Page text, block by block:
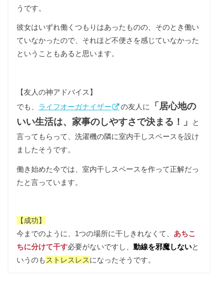
うです。
彼女はいずれ働くつもりはあったものの、そのとき働い
ていなかったので、それほど不便さを感じていなかった
ということもあると思います。
【友人の神アドバイス】
でも、 ライフオーガナイザー の友人に
「居心地の
いい生活は、家事のしやすさで決まる！」
と
言ってもらって、洗濯機の隣に室内干しスペースを設け
ましたそうです。
働き始めた今では、室内干しスペースを作って正解だっ
たと言っています。
【成功】
今までのように、1つの場所に干しきれなくて、 あちこ
ちに分けて干す必要がないですし、動線を邪魔しないと
いうのも ストレスレスになったそうです。